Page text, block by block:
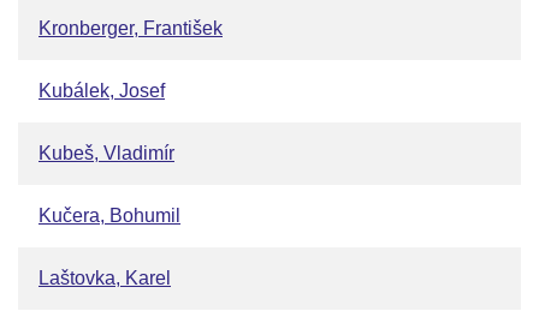
Kronberger, František
Kubálek, Josef
Kubeš, Vladimír
Kučera, Bohumil
Laštovka, Karel